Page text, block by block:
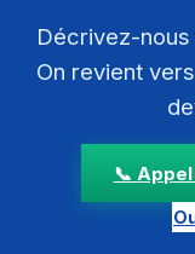
Décrivez-
On revient
📞